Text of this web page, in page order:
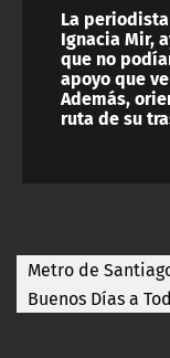
La
Ignacia Mir,
que no
apoyo que
Además,
ruta de su
Metro de
Buenos Días a